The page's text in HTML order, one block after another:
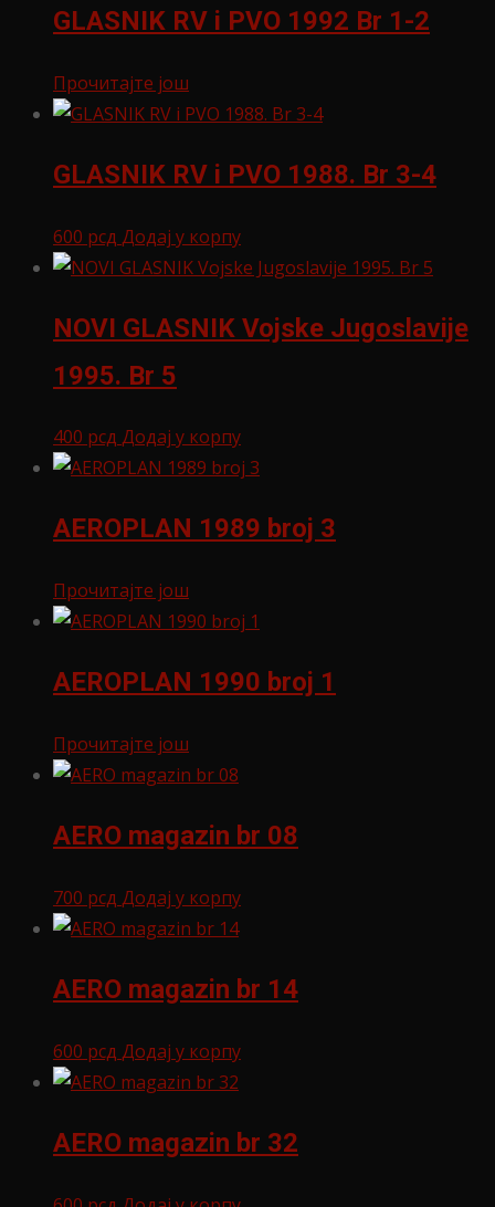
GLASNIK RV i PVO 1992 Br 1-2
Прочитајте још
GLASNIK RV i PVO 1988. Br 3-4
600 рсд Додај у корпу
NOVI GLASNIK Vojske Jugoslavije
1995. Br 5
400 рсд Додај у корпу
AEROPLAN 1989 broj 3
Прочитајте још
AEROPLAN 1990 broj 1
Прочитајте још
AERO magazin br 08
700 рсд Додај у корпу
AERO magazin br 14
600 рсд Додај у корпу
AERO magazin br 32